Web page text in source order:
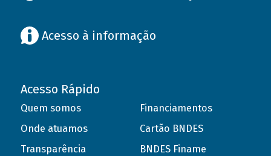
Acesso à informação
Acesso Rápido
Quem somos
Onde atuamos
Transparência
Financiamentos
Cartão BNDES
BNDES Finame